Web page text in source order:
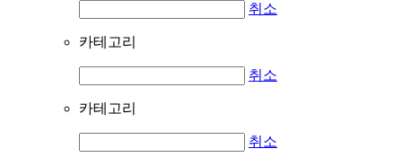
취소
카테고리
취소
카테고리
취소